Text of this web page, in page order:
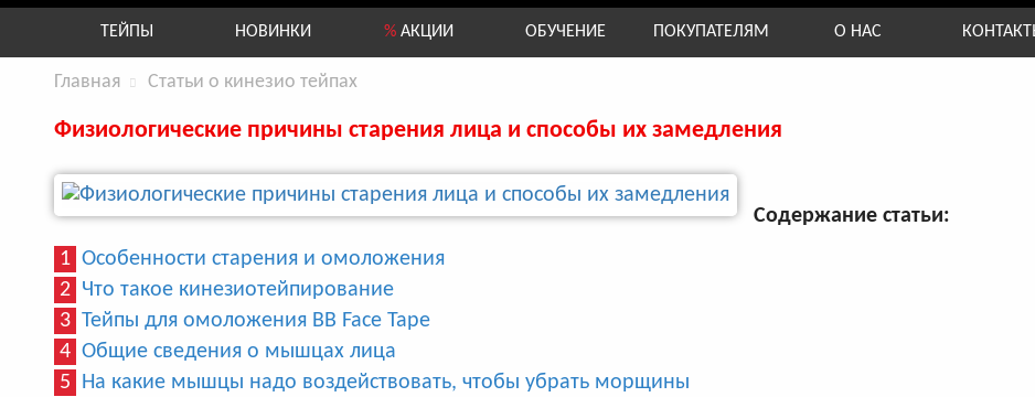
ТЕЙПЫ НОВИНКИ % АКЦИИ ОБУЧЕНИЕ ПОКУПАТЕЛЯМ О НАС
Главная Статьи о кинезио тейпах
Физиологические причины старения лица и способы их замедления
Содержание статьи:
1 Особенности старения и омоложения
2 Что такое кинезиотейпирование
3 Тейпы для омоложения BB Face Tape
4 Общие сведения о мышцах лица
5
На какие мышцы надо воздействовать, чтобы убрать морщины